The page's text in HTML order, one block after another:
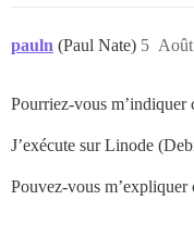
pauln (Paul Nate) 5
Pourriez-vous m’indiquer
J’exécute sur Linode
Pouvez-vous